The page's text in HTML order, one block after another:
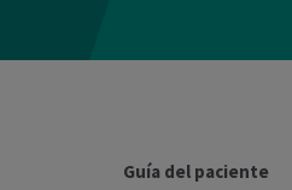
Guía del paciente